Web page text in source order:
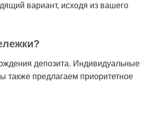
вариант, исходя из вашего
депозита. Индивидуальные
также предлагаем приоритетное